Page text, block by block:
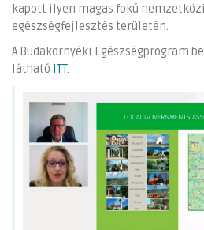
kapott ilyen magas fokú
egészségfejlesztés területén.
A Budakörnyéki Egészségprogram
látható ITT.